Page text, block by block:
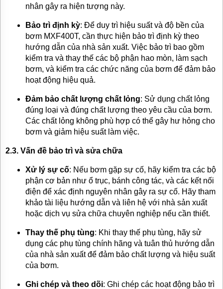
nhân gây ra hiện tượng này.
Bảo trì định kỳ: Để duy trì hiệu suất và độ bền của
bơm MXF400T, cần thực hiện bảo trì định kỳ theo
hướng dẫn của nhà sản xuất. Việc bảo trì bao gồm
kiểm tra và thay thế các bộ phận hao mòn, làm sạch
bơm, và kiểm tra các chức năng của bơm để đảm bảo
hoạt động hiệu quả.
Đảm bảo chất lượng chất lỏng: Sử dụng chất lỏng
đúng loại và đúng chất lượng theo yêu cầu của bơm.
Các chất lỏng không phù hợp có thể gây hư hỏng cho
bơm và giảm hiệu suất làm việc.
2.3. Vấn đề bảo trì và sửa chữa
Xử lý sự cố: Nếu bơm gặp sự cố, hãy kiểm tra các bộ
phận cơ bản như ổ trục, bánh công tác, và các kết nối
điện để xác định nguyên nhân gây ra sự cố. Hãy tham
khảo tài liệu hướng dẫn và liên hệ với nhà sản xuất
hoặc dịch vụ sửa chữa chuyên nghiệp nếu cần thiết.
Thay thế phụ tùng: Khi thay thế phụ tùng, hãy sử
dụng các phụ tùng chính hãng và tuân thủ hướng dẫn
của nhà sản xuất để đảm bảo chất lượng và hiệu suất
của bơm.
Ghi chép và theo dõi: Ghi chép các hoạt động bảo trì